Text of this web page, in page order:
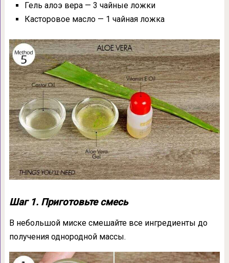
Гель алоэ вера — 3 чайные ложки
Касторовое масло — 1 чайная ложка
Шаг 1. Приготовьте смесь
В небольшой миске смешайте все ингредиенты до
получения однородной массы.